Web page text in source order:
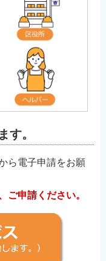
す。
ら電子申請をお願
申請ください。